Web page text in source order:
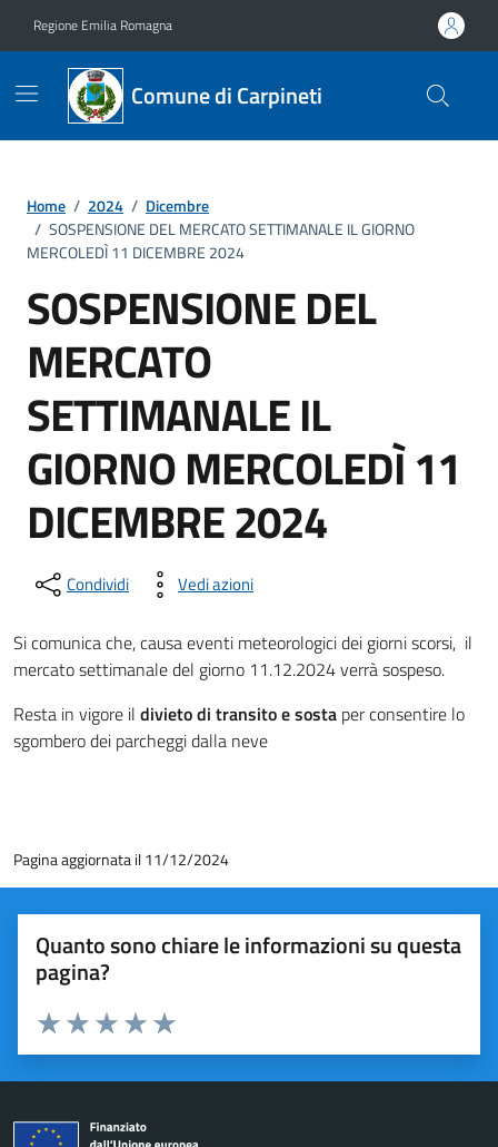
Regione Emilia Romagna
Comune di Carpineti
Home / 2024 / Dicembre
/ SOSPENSIONE DEL MERCATO SETTIMANALE IL GIORNO
MERCOLEDÌ 11 DICEMBRE 2024
SOSPENSIONE DEL
MERCATO
SETTIMANALE IL
GIORNO MERCOLEDÌ 11
DICEMBRE 2024
Condividi Vedi azioni
Si comunica che, causa eventi meteorologici dei giorni scorsi, il
mercato settimanale del giorno 11.12.2024 verrà sospeso.
Resta in vigore il divieto di transitoe sosta per consentire lo
sgombero dei parcheggi dalla neve
Pagina aggiornata il 11/12/2024
Quanto sono chiare le informazioni su questa
pagina?
Valuta 5 stelle su 5
Valuta 4 stelle su 5
Valuta 3 stelle su 5
Valuta 2 stelle su 5
Valuta 1 stelle su 5